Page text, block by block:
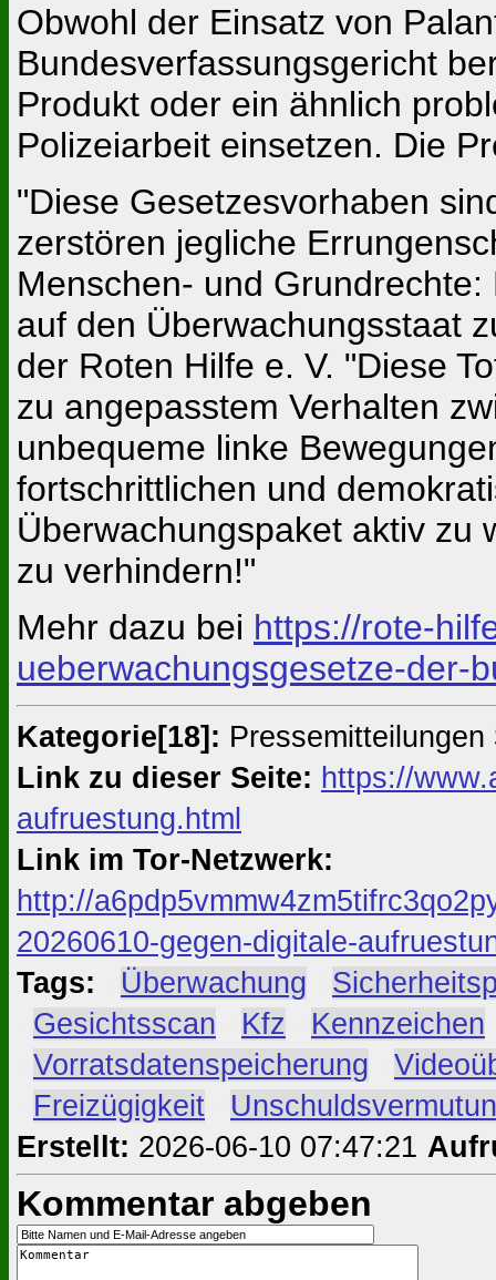
Obwohl der Einsatz von
Bundesverfassungsgericht
Produkt oder ein ähnlich
Polizeiarbeit einsetzen. Die
"Diese Gesetzesvorhaben
zerstören jegliche
Menschen- und
auf den Überwachungsstaat
der Roten Hilfe e. V. "Diese
zu angepasstem Verhalten
unbequeme linke
fortschrittlichen und
Überwachungspaket aktiv zu
zu verhindern!"
Mehr dazu bei https://rote-
ueberwachungsgesetze-der-
Kategorie[18]: Pressemitteilungen
Link zu dieser Seite: https://
aufruestung.html
Link im Tor-Netzwerk:
http://
20260610-gegen-digitale-
Tags:
Überwachung
Gesichtsscan Kfz Kennzeichen
Vorratsdatenspeicherung
Freizügigkeit
Erstellt: 2026-06-10 07:47:21
Kommentar abgeben